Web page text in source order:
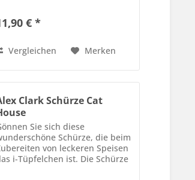
kann zusammefaltet und
€ *
Vergleichen Merken
Clark Schürze Cat
Sie sich diese
Schürze, die beim
von leckeren Speisen
i-Tüpfelchen ist. Die Schürze